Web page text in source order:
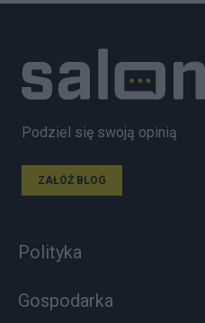
Podziel się swoją opinią
ZAŁÓŻ BLOG
Polityka
Gospodarka